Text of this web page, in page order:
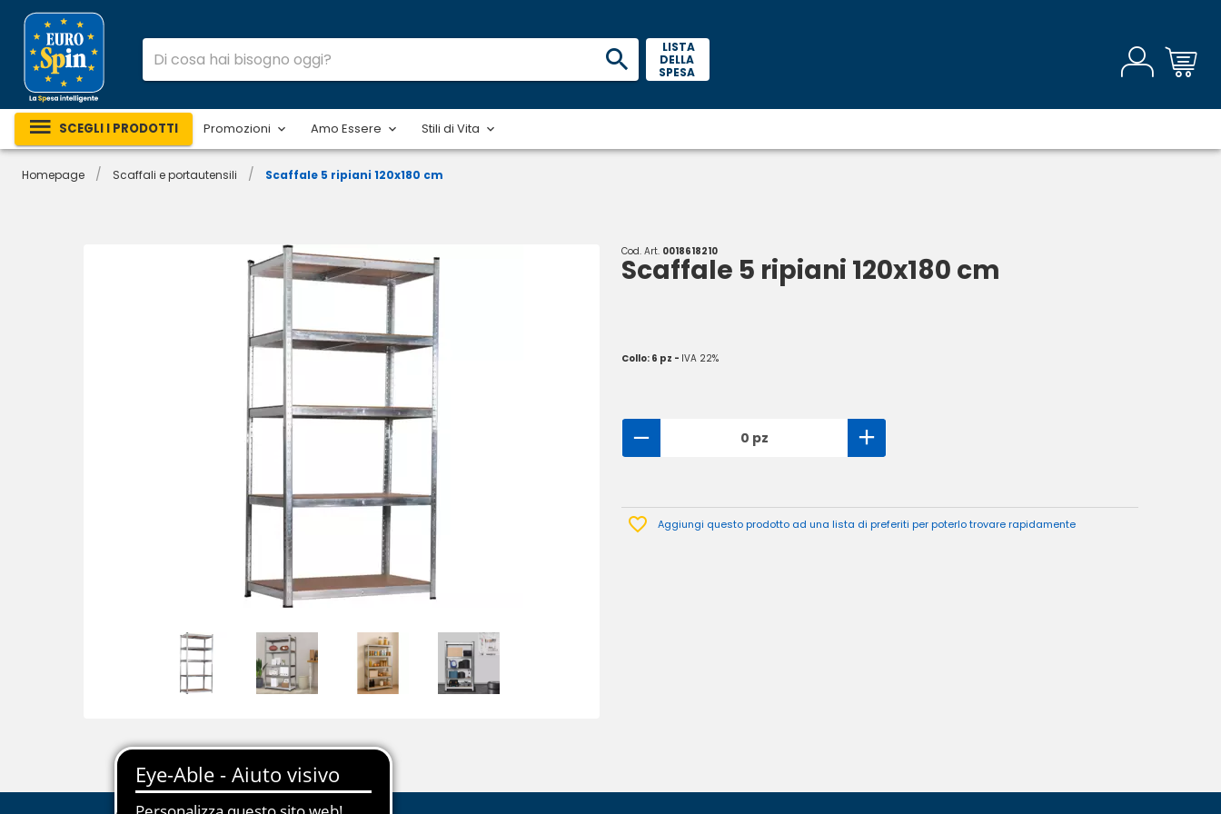
LISTA
DELLA
SPESA
SCEGLI I PRODOTTI Promozioni Amo Essere Stili di Vita
Homepage / Scaffali e portautensili / Scaffale 5 ripiani 120x180 cm
Cod. Art. 0018618210
Scaffale 5 ripiani 120x180 cm
Collo: 6 pz - IVA 22%
0 pz
Aggiungi questo prodotto ad una lista di preferiti per poterlo trovare rapidamente